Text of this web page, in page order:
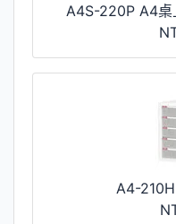
A4S-220P A4桌
A4-